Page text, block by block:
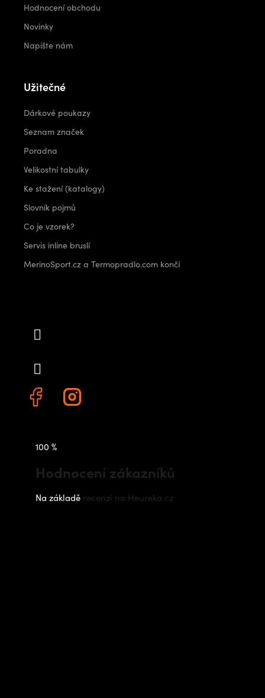
Hodnocení obchodu
Novinky
Napište nám
Užitečné
Dárkové poukazy
Seznam značek
Poradna
Velikostní tabulky
Ke stažení (katalogy)
Slovník pojmů
Co je vzorek?
Servis inline bruslí
MerinoSport.cz a Termopradlo.com končí
100 %
Hodnocení zákazníků
Na základě recenzí na Heureka.cz